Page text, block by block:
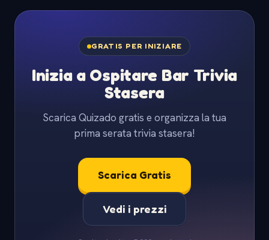
GRATIS PER INIZIARE
Inizia a Ospitare Bar Trivia
Stasera
Scarica Quizado gratis e organizza la tua
prima serata trivia stasera!
Scarica Gratis
Vedi i prezzi